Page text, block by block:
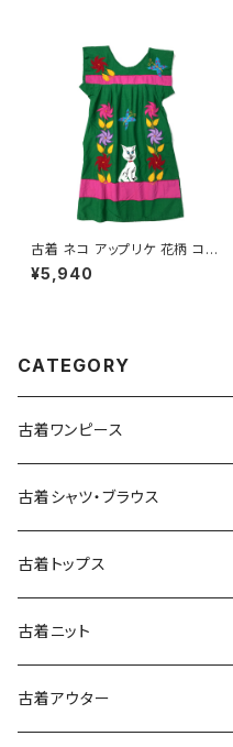
古着 ネコ アップリケ 花柄 コッ
トン ミニ丈 半袖 ワンピース 緑
(oa2607077)
¥5,940
CATEGORY
古着ワンピース
古着長袖ワンピース
古着半袖ワンピース
古着ノースリーブワンピース
古着キャミソールワンピース
古着シャツ・ブラウス
古着長袖シャツ・ブラウス
古着半袖シャツ・ブラウス
古着ノースリーブシャツ・ブラウ
古着トップス
古着スウェット&パーカー
古着スウェット
古着プルオーバー
古着ニット
古着セーター
古着アウター